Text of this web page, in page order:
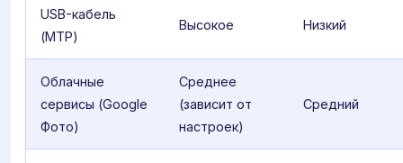
USB-кабель
(MTP)
Высокое Низкий
Облачные
сервисы (Google
Фото)
Среднее
(зависит от
настроек)
Средний